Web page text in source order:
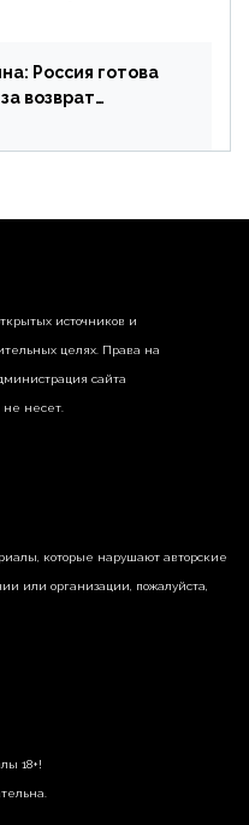
Россия готова
возврат
источников и
целях. Права на
сайта
не несет.
которые нарушают авторские
или организации, пожалуйста,
18+!